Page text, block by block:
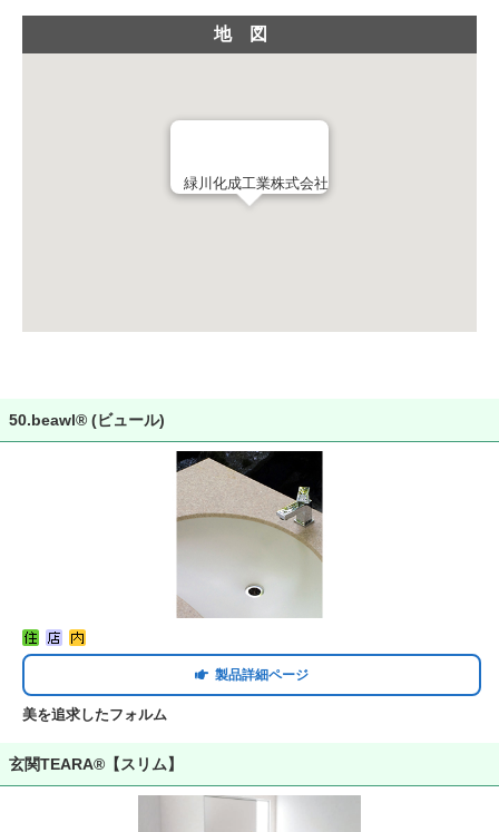
地図
緑川化成工業株式会社
50.beawl® (ビュール)
製品詳細ページ
美を追求したフォルム
玄関TEARA®【スリム】